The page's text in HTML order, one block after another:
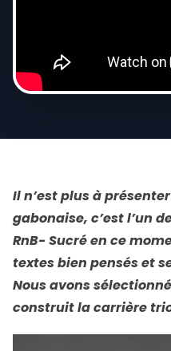
Il n’est plus à
gabonaise, c’est l’un
RnB- Sucré en ce
textes bien pensés et
Nous avons
construit la carrière